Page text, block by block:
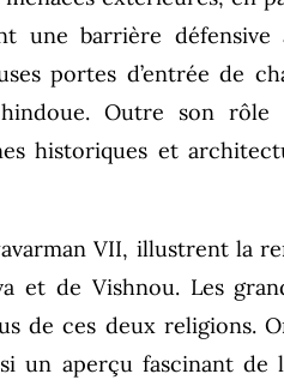
une barrière défensive
portes d’entrée de
Outre son
historiques et
VII, illustrent la
et de Vishnou. Les
de ces deux religions.
un aperçu fascinant